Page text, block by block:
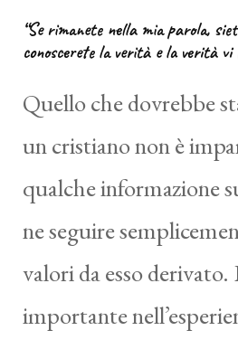
“Se rimanete nella mia parola,
conoscerete la verità e la verità
Quello che dovrebbe
un cristiano non è
qualche informazione
ne seguire
valori da esso derivato.
importante